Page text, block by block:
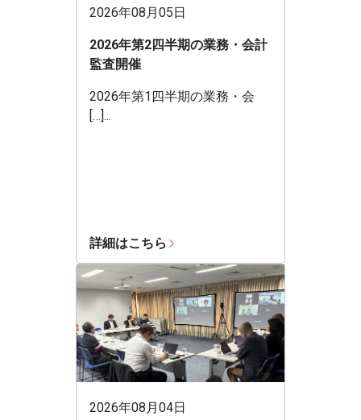
2026年08月05日
2026年第2四半期の業務・会計
監査開催
2026年第1四半期の業務・会
[…]...
詳細はこちら
2026年08月04日